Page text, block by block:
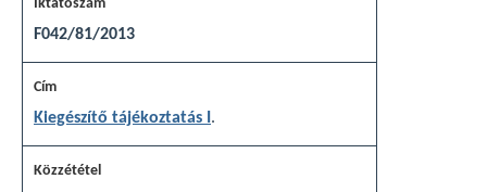
F042/81/2013
Kiegészítő tájékoztatás I .